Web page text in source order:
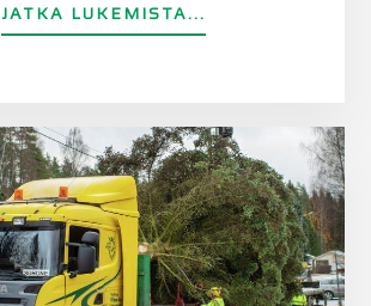
JATKA LUKEMISTA...
TILAUKSET
505
3095